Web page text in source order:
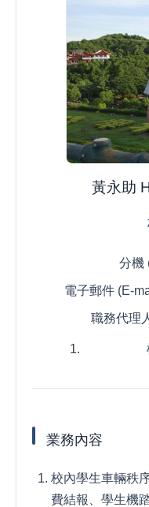
黃永助
分機
電子郵件 (E-
職務代理
業務內容
校內學生車輛秩
費結報、學生機